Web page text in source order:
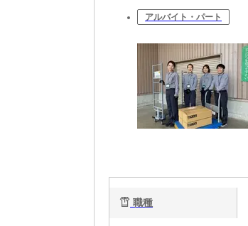
アルバイト・パート
職種